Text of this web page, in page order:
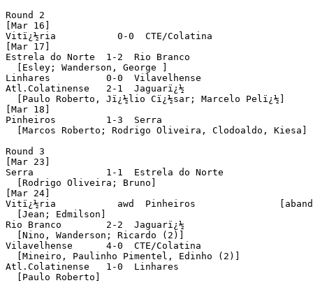
Round 2
[Mar 16]
Vitï¿½ria           0-0  CTE/Colatina
[Mar 17]
Estrela do Norte  1-2  Rio Branco
  [Esley; Wanderson, George ]
Linhares          0-0  Vilavelhense
Atl.Colatinense   2-1  Jaguarï¿½
  [Paulo Roberto, Jï¿½lio Cï¿½sar; Marcelo Pelï¿½]
[Mar 18]
Pinheiros         1-3  Serra
  [Marcos Roberto; Rodrigo Oliveira, Clodoaldo, Kiesa]
Round 3
[Mar 23]
Serra             1-1  Estrela do Norte
  [Rodrigo Oliveira; Bruno]
[Mar 24]
Vitï¿½ria           awd  Pinheiros
  [Jean; Edmilson]
Rio Branco        2-2  Jaguarï¿½
  [Nino, Wanderson; Ricardo (2)]
Vilavelhense      4-0  CTE/Colatina
  [Mineiro, Paulinho Pimentel, Edinho (2)]
Atl.Colatinense   1-0  Linhares
  [Paulo Roberto]